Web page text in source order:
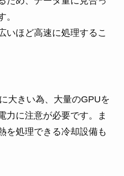
。
いほど高速に処理するこ
大きい為、大量のGPUを
力に注意が必要です。ま
を処理できる冷却設備も